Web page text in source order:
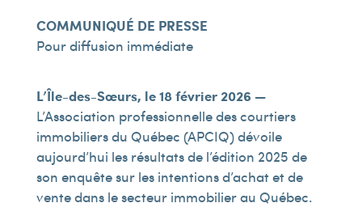
COMMUNIQUÉ DE PRESSE
Pour diffusion immédiate
L’Île-des-Sœurs, le 18 février 2026 —
L’Association professionnelle des courtiers
immobiliers du Québec (APCIQ) dévoile
aujourd’hui les résultats de l’édition 2025 de
son enquête sur les intentions d’achat et de
vente dans le secteur immobilier au Québec.